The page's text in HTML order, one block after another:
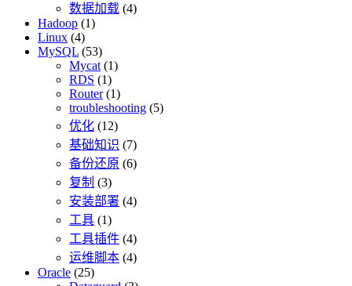
数据加载 (4)
Hadoop (1)
Linux (4)
MySQL (53)
Mycat (1)
RDS (1)
Router(1)
troubleshooting (5)
优化 (12)
基础知识 (7)
备份还原 (6)
复制 (3)
安装部署 (4)
工具 (1)
工具插件 (4)
运维脚本 (4)
Oracle (25)